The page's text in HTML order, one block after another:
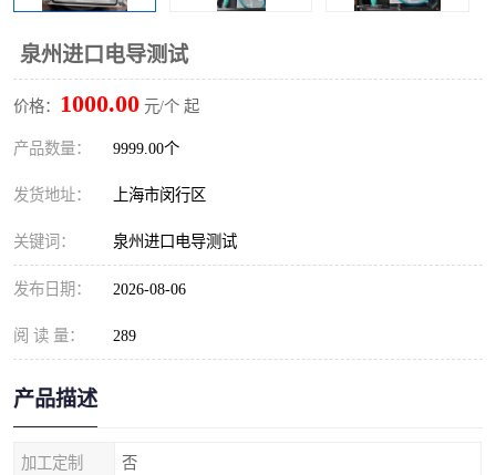
泉州进口电导测试
价格： 1000.00 元/个 起
产品数量： 9999.00个
发货地址： 上海市闵行区
关键词： 泉州进口电导测试
发布日期： 2026-08-06
阅 读 量： 289
产品描述
加工定制 否